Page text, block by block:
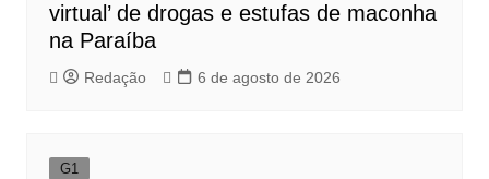
virtual’ de drogas e estufas de maconha
na Paraíba
Redação 6 de agosto de 2026
G1